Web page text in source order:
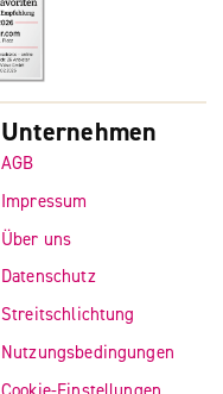
Unternehmen
AGB
Impressum
Über uns
Datenschutz
Streitschlichtung
Nutzungsbedingungen